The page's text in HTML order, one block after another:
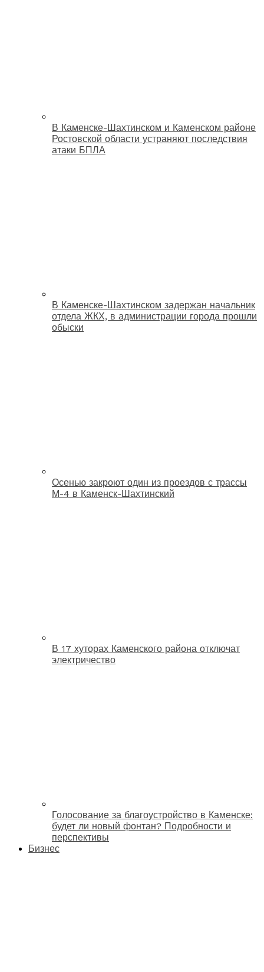
В Каменске-Шахтинском и Каменском районе
Ростовской области устраняют последствия
атаки БПЛА
В Каменске-Шахтинском задержан начальник
отдела ЖКХ, в администрации города прошли
обыски
Осенью закроют один из проездов с трассы
М-4 в Каменск-Шахтинский
В 17 хуторах Каменского района отключат
электричество
Голосование за благоустройство в Каменске:
будет ли новый фонтан? Подробности и
перспективы
Бизнес